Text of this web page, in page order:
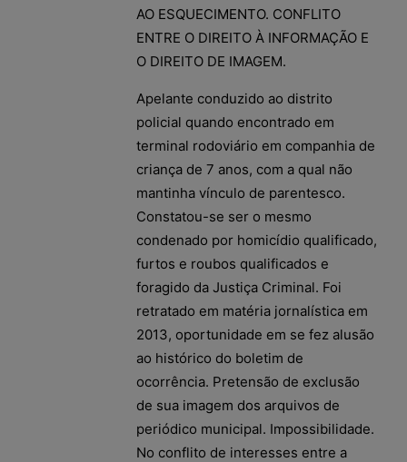
AO ESQUECIMENTO. CONFLITO
ENTRE O DIREITO À INFORMAÇÃO E
O DIREITO DE IMAGEM.
Apelante conduzido ao distrito
policial quando encontrado em
terminal rodoviário em companhia de
criança de 7 anos, com a qual não
mantinha vínculo de parentesco.
Constatou-se ser o mesmo
condenado por homicídio qualificado,
furtos e roubos qualificados e
foragido da Justiça Criminal. Foi
retratado em matéria jornalística em
2013, oportunidade em se fez alusão
ao histórico do boletim de
ocorrência. Pretensão de exclusão
de sua imagem dos arquivos de
periódico municipal. Impossibilidade.
No conflito de interesses entre a